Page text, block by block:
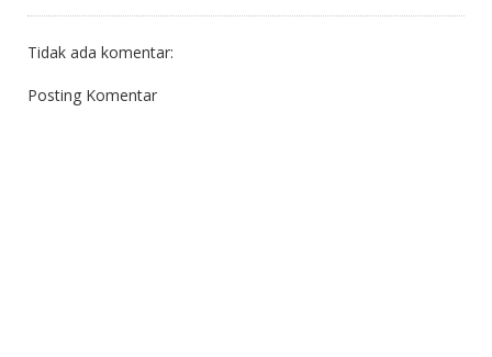
Tidak ada komentar:
Posting Komentar